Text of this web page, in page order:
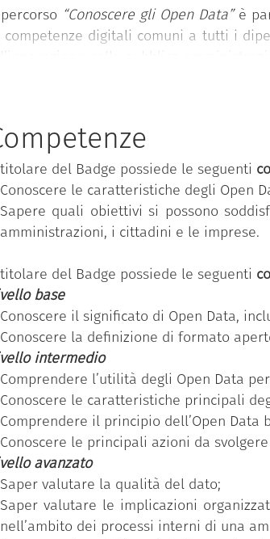
“Conoscere gli Open Data”è
competenze digitali comuni a tutti i
programma è messo a disposizione
si basa sul
ciascuna competenza, a sua
di padronanza (base, intermedio e
gli Open Data” è una delle 11
dipendente pubblico che ha
relativo al livello di padronanza
del Badge possiede le seguenti
Conoscere le caratteristiche degli Open
Sapere quali obiettivi si possono
amministrazioni, i cittadini e le imprese.
del Badge possiede le seguenti
base
Conoscere il significato di Open Data,
Conoscere la definizione di formato
intermedio
Comprendere l’utilità degli Open Data
Conoscere le caratteristiche principali
Comprendere il principio dell’Open
Conoscere le principali azioni da
avanzato
Saper valutare la qualità del dato;
Saper valutare le implicazioni
nell’ambito dei processi interni di una